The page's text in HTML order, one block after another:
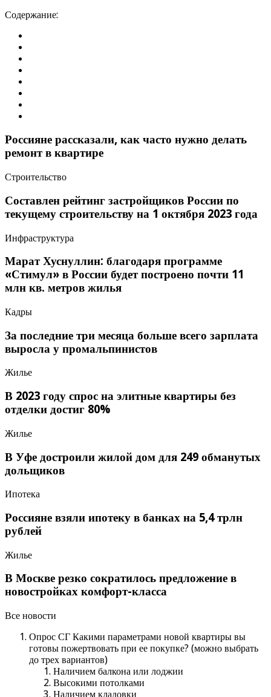
Содержание:
Россияне рассказали, как часто нужно делать
ремонт в квартире
Строительство
Составлен рейтинг застройщиков России по
текущему строительству на 1 октября 2023 года
Инфраструктура
Марат Хуснуллин: благодаря программе
«Стимул» в России будет построено почти 11
млн кв. метров жилья
Кадры
За последние три месяца больше всего зарплата
выросла у промальпинистов
Жилье
В 2023 году спрос на элитные квартиры без
отделки достиг 80%
Жилье
В Уфе достроили жилой дом для 249 обманутых
дольщиков
Ипотека
Россияне взяли ипотеку в банках на 5,4 трлн
рублей
Жилье
В Москве резко сократилось предложение в
новостройках комфорт-класса
Все новости
Опрос СГ Какими параметрами новой квартиры вы
готовы пожертвовать при ее покупке? (можно выбрать
до трех вариантов)
Наличием балкона или лоджии
Высокими потолками
Наличием кладовки